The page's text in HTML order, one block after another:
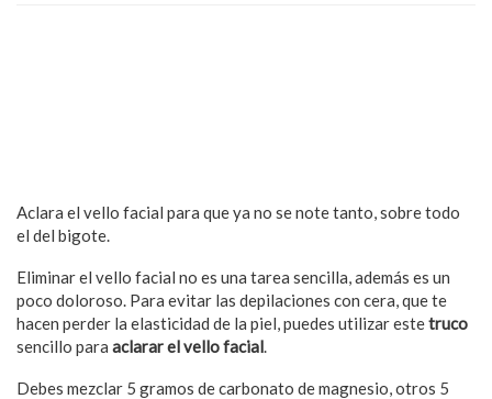
Aclara el vello facial para que ya no se note tanto, sobre todo
el del bigote.
Eliminar el vello facial no es una tarea sencilla, además es un
poco doloroso. Para evitar las depilaciones con cera, que te
hacen perder la elasticidad de la piel, puedes utilizar estetruco
sencillo para aclarar el vello facial.
Debes mezclar 5 gramos de carbonato de magnesio, otros 5